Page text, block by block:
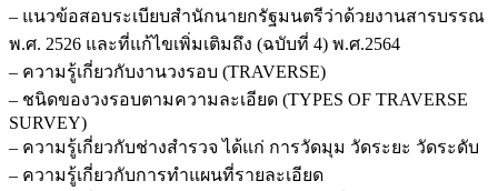
– แนวข้อสอบระเบียบสำนักนายกรัฐมนตรีว่าด้วยงานสารบรรณ
พ.ศ. 2526 และที่แก้ไขเพิ่มเติมถึง (ฉบับที่ 4) พ.ศ.2564
– ความรู้เกี่ยวกับงานวงรอบ (TRAVERSE)
– ชนิดของวงรอบตามความละเอียด (TYPES OF TRAVERSE
SURVEY)
– ความรู้เกี่ยวกับช่างสำรวจ ได้แก่ การวัดมุม วัดระยะ วัดระดับ
– ความรู้เกี่ยวกับการทำแผนที่รายละเอียด